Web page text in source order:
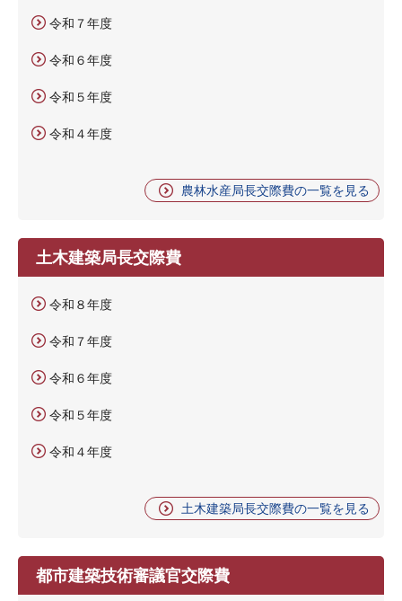
令和７年度
令和６年度
令和５年度
令和４年度
農林水産局長交際費の一覧を見る
土木建築局長交際費
令和８年度
令和７年度
令和６年度
令和５年度
令和４年度
土木建築局長交際費の一覧を見る
都市建築技術審議官交際費